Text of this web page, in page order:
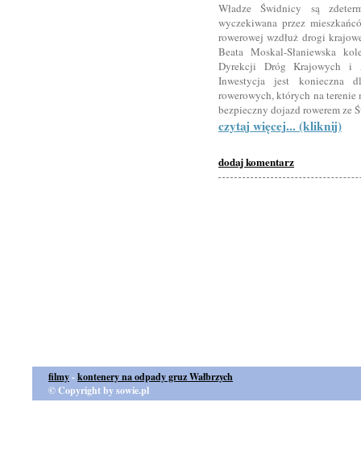
Władze Świdnicy są
wyczekiwana przez
rowerowej wzdłuż drogi
Beata Moskal-Słaniewska
Dyrekcji Dróg Krajowych i
Inwestycja jest konieczna
rowerowych, których na
bezpieczny dojazd rowerem ze
czytaj więcej... (kliknij)
dodaj komentarz
filmy-kontenery na odpady gruz Wałbrzych
© Copyright by sowie.pl